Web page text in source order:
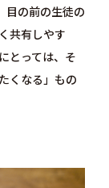
目の前の生徒の
共有しやす
とっては、そ
くなる」もの